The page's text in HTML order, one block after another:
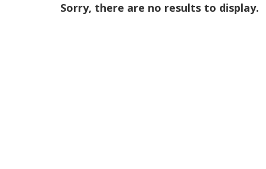
Sorry, there are no results to display.